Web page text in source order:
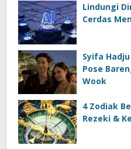
Lindungi
Cerdas
Syifa
Pose
Wook
4 Zodiak
Rezeki &